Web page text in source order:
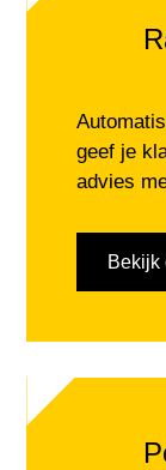
geef je
advies
Bekijk